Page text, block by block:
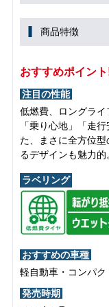
商品特徴
おすすめポイン
注目の性能
低燃費、ロングライ
「乗り心地」「走
た、まさに全方位
るデザインも魅力的
ラベリング
おすすめの車種
軽自動車・コンパ
発売時期